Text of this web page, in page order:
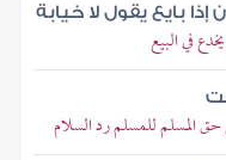
بايع يقول لا خيابة
في البيع
للمسلم رد السلام